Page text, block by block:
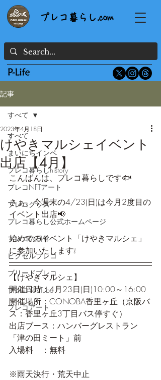
プレコ暮らし.com
記事
すべて
まいにちインペ
プレコ暮らしhistory
プレコNFTアート
プレコグッズ
プレコ暮らし公式ホームページ
プレコの日常
ピクセルプレコ
ブリードプレコ
プレコYouTube
プレコアート
すべて
けやきマルシェイベント
出店【4月】
2023年4月18日
こんばんは、プレコ暮らしです🐟
さぁ、今週末の4/23(日)は今月2度目の
イベント出店📢
始めてのイベント「けやきマルシェ」
に参加いたします❕
【けやきマルシェ】
開催日時：4月23日(日)10:00～16:00
開催場所：CONOBA香里ヶ丘（京阪バ
ス：香里ヶ丘3丁目バス停すぐ）
出店ブース：ハンバーグレストラン
「津の田ミート」前
入場料　：無料
※雨天決行・荒天中止